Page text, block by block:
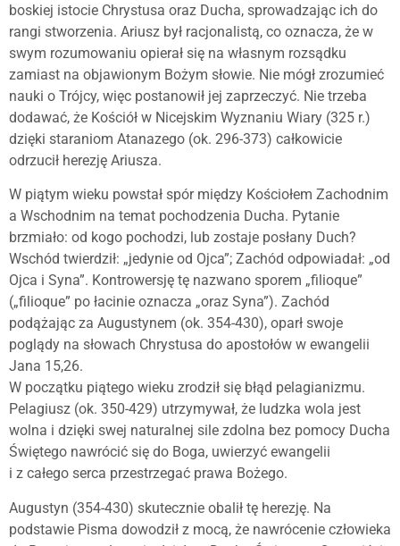
boskiej istocie Chrystusa oraz Ducha, sprowadzając ich do
rangi stworzenia. Ariusz był racjonalistą, co oznacza, że w
swym rozumowaniu opierał się na własnym rozsądku
zamiast na objawionym Bożym słowie. Nie mógł zrozumieć
nauki o Trójcy, więc postanowił jej zaprzeczyć. Nie trzeba
dodawać, że Kościół w Nicejskim Wyznaniu Wiary (325 r.)
dzięki staraniom Atanazego (ok. 296-373) całkowicie
odrzucił herezję Ariusza.
W piątym wieku powstał spór między Kościołem Zachodnim
a Wschodnim na temat pochodzenia Ducha. Pytanie
brzmiało: od kogo pochodzi, lub zostaje posłany Duch?
Wschód twierdził: „jedynie od Ojca”; Zachód odpowiadał: „od
Ojca i Syna”. Kontrowersję tę nazwano sporem „filioque”
(„filioque” po łacinie oznacza „oraz Syna”). Zachód
podążając za Augustynem (ok. 354-430), oparł swoje
poglądy na słowach Chrystusa do apostołów w ewangelii
Jana 15,26.
W początku piątego wieku zrodził się błąd pelagianizmu.
Pelagiusz (ok. 350-429) utrzymywał, że ludzka wola jest
wolna i dzięki swej naturalnej sile zdolna bez pomocy Ducha
Świętego nawrócić się do Boga, uwierzyć ewangelii
i z całego serca przestrzegać prawa Bożego.
Augustyn (354-430) skutecznie obalił tę herezję. Na
podstawie Pisma dowodził z mocą, że nawrócenie człowieka